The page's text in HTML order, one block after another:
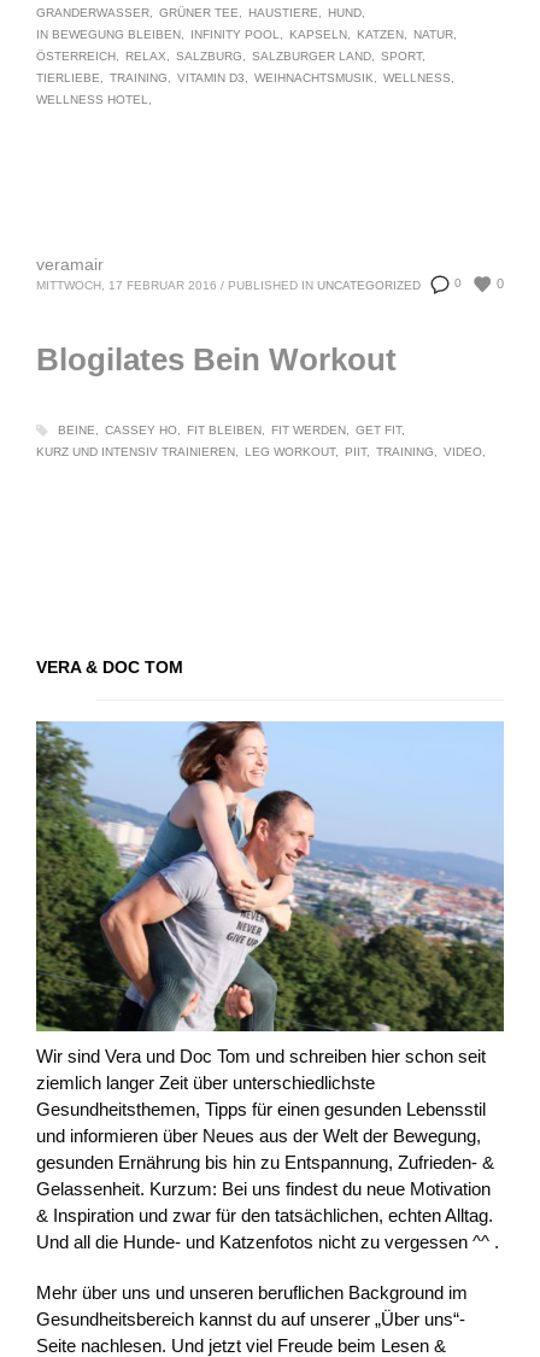
GRANDERWASSER
GRÜNER TEE HAUSTIERE
HUND
IN BEWEGUNG BLEIBEN
INFINITY POOL KAPSELN KATZEN
NATUR
ÖSTERREICH
RELAX SALZBURG SALZBURGER LAND
SPORT
TIERLIEBE
TRAINING VITAMIN D3 WEIHNACHTSMUSIK
WELLNESS
WELLNESS HOTEL
0 0
veramair
MITTWOCH, 17 FEBRUAR 2016 / PUBLISHED IN UNCATEGORIZED
Blogilates Bein Workout
BEINE CASSEY HO FIT BLEIBEN FIT WERDEN
GET FIT
KURZ UND INTENSIV TRAINIEREN
LEG WORKOUT PIIT TRAINING VIDEO
VERA & DOC TOM
Wir sind Vera und Doc Tom und schreiben hier schon seit
ziemlich langer Zeit über unterschiedlichste
Gesundheitsthemen, Tipps für einen gesunden Lebensstil
und informieren über Neues aus der Welt der Bewegung,
gesunden Ernährung bis hin zu Entspannung, Zufrieden- &
Gelassenheit. Kurzum: Bei uns findest du neue Motivation
& Inspiration und zwar für den tatsächlichen, echten Alltag.
Und all die Hunde- und Katzenfotos nicht zu vergessen ^^ .
Mehr über uns und unseren beruflichen Background im
Gesundheitsbereich kannst du auf unserer „Über uns“-
Seite nachlesen. Und jetzt viel Freude beim Lesen &